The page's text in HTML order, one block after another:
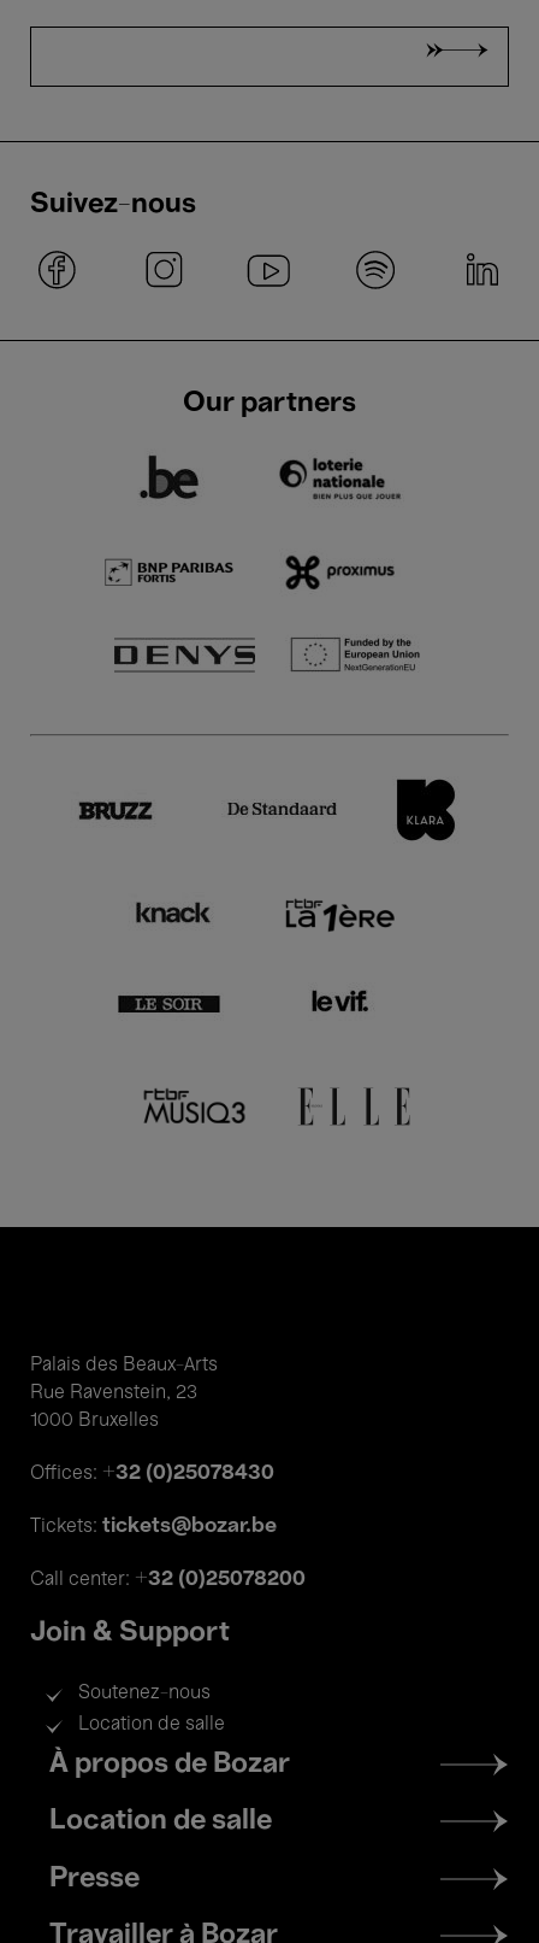
Suivez-nous
Our partners
Palais des Beaux-Arts
Rue Ravenstein, 23
1000 Bruxelles
Offices: +32 (0)25078430
Tickets: tickets@bozar.be
Call center: +32 (0)25078200
Join & Support
Soutenez-nous
Location de salle
Footer
menu
À propos de Bozar
Location de salle
Presse
Travailler à Bozar